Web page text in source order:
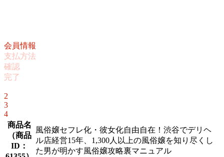
会員情報
支払方法
確認
完了
2
3
4
商品名
（商品
ID：
風俗嬢セフレ化・彼女化自由自在！渋谷でデリヘ
ル店経営15年、1,300人以上の風俗嬢を知り尽くし
た男が明かす風俗嬢攻略裏マニュアル